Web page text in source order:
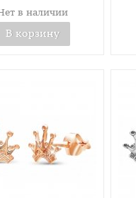
в наличии
В корзину